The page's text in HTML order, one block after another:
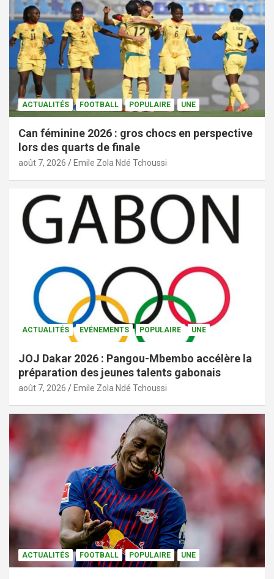
ACTUALITÉS FOOTBALL POPULAIRE UNE
Can féminine 2026 : gros chocs en perspective
lors des quarts de finale
août 7, 2026 Emile Zola Ndé Tchoussi
ACTUALITÉS EVÉNEMENTS POPULAIRE UNE
JOJ Dakar 2026 : Pangou-Mbembo accélère la
préparation des jeunes talents gabonais
août 7, 2026 Emile Zola Ndé Tchoussi
ACTUALITÉS FOOTBALL POPULAIRE UNE